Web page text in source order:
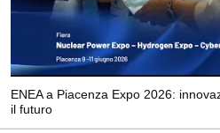
ENEA a Piacenza Expo 2026:
il futuro